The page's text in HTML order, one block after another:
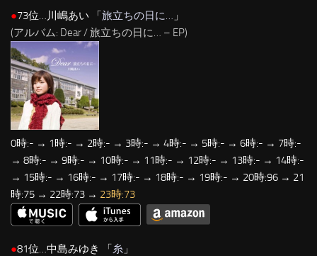
●73位…川嶋あい 「 旅立ちの日に… 」
(アルバム: Dear / 旅立ちの日に… – EP)
0時:- → 1時:- → 2時:- → 3時:- → 4時:- → 5時:- → 6時:- → 7時:-
→ 8時:- → 9時:- → 10時:- → 11時:- → 12時:- → 13時:- → 14時:-
→ 15時:- → 16時:- → 17時:- → 18時:- → 19時:- → 20時:96 → 21
時:75 → 22時:73 → 23時:73
●81位…中島みゆき 「糸 」